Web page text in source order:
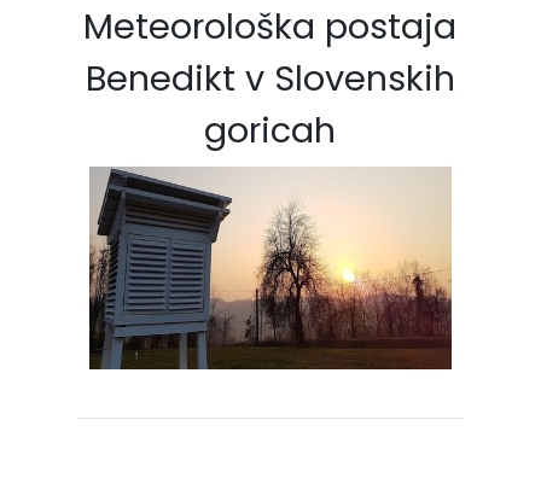
Meteorološka postaja
Benedikt v Slovenskih
goricah